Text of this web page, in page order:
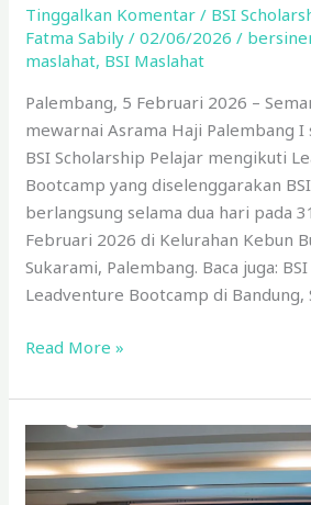
Tinggalkan Komentar / BSI
Fatma Sabily/02/06/2026/
maslahat, BSI Maslahat
Palembang, 5 Februari 2026 –
mewarnai Asrama Haji Palembang I
BSI Scholarship Pelajar mengikuti
Bootcamp yang diselenggarakan
berlangsung selama dua hari pada
Februari 2026 di Kelurahan Kebun
Sukarami, Palembang. Baca juga:
Leadventure Bootcamp di Bandung,
Read More »
Maslahat
Wujudkan